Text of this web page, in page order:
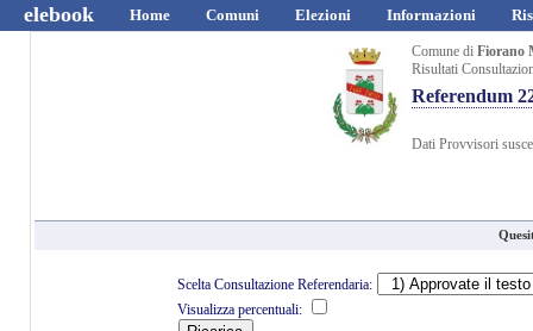
elebook Home Comuni Elezioni Informazioni
Comune di Fiorano
Risultati
Referendum
Dati Provvisori
Scelta Consultazione Referendaria:
Visualizza percentuali: